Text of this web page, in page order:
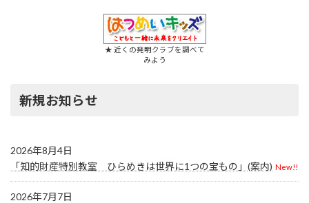
★ 近くの発明クラブを調べて
みよう
新規お知らせ
2026年8月4日
「知的財産特別教室 ひらめきは世界に1つの宝もの」(案内) New!!
2026年7月7日